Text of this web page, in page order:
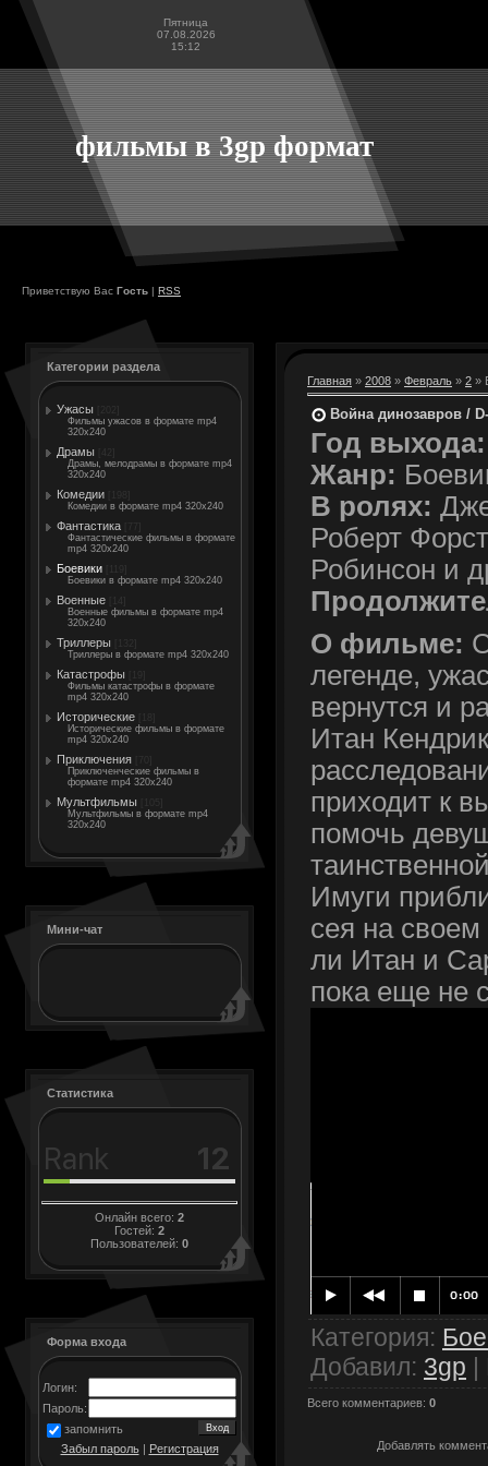
Пятница
07.08.2026
15:12
фильмы в 3gp формат
Приветствую Вас Гость | RSS
Категории раздела
Ужасы
Фильмы ужасов в формате mp4
320x240
Драмы
Драмы, мелодрамы в формате mp4
320x240
Комедии
Комедии в формате mp4 320x240
Фантастика
Фантастические фильмы в формате
mp4 320x240
Боевики
Боевики в формате mp4 320x240
Военные
Военные фильмы в формате mp4
320x240
Триллеры
Триллеры в формате mp4 320x240
Катастрофы
Фильмы катастрофы в формате
mp4 320x240
Исторические
Исторические фильмы в формате
mp4 320x240
Приключения
Приключенческие фильмы в
формате mp4 320x240
Мультфильмы
Мультфильмы в формате mp4
320x240
Мини-чат
Статистика
Онлайн всего: 2
Гостей: 2
Пользователей: 0
Форма входа
Логин:
Пароль:
запомнить
Забыл пароль| Регистрация
Главная » 2008 » Февраль » 2 »
Война динозавров /
Год выхода:
Жанр:
В ролях:
Роберт
Робинсон и
О фильме:
легенде,
вернутся и
Итан
приходит к
помочь
Имуги
сея на своем
ли Итан и
пока еще не
Категория:
Добавил: 3gp |
Всего комментариев: 0
Добавлять